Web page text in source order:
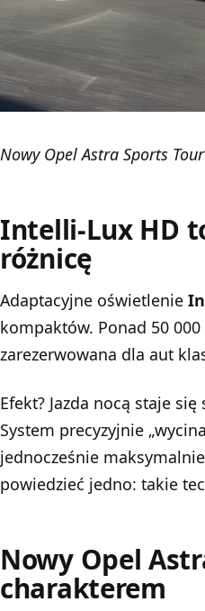
Nowy Opel Astra Sports
Intelli-Lux HD
różnicę
Adaptacyjne oświetlenie
kompaktów. Ponad 50
zarezerwowana dla aut
Efekt? Jazda nocą staje
System precyzyjnie
jednocześnie
powiedzieć jedno: takie
Nowy Opel
charakterem